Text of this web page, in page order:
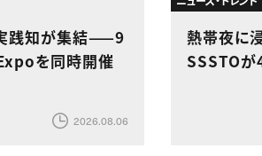
践知が集結——9
を同時開催
2026.08.06
熱帯夜に
SSSTO